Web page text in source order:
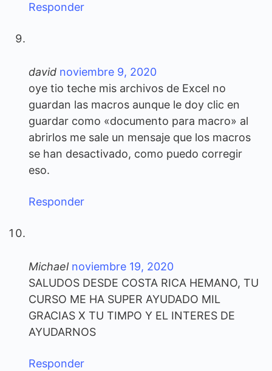
Responder
david noviembre 9, 2020
oye tio teche mis archivos de Excel no
guardan las macros aunque le doy clic en
guardar como «documento para macro» al
abrirlos me sale un mensaje que los macros
se han desactivado, como puedo corregir
eso.
Responder
Michael noviembre 19, 2020
SALUDOS DESDE COSTA RICA HEMANO, TU
CURSO ME HA SUPER AYUDADO MIL
GRACIAS X TU TIMPO Y EL INTERES DE
AYUDARNOS
Responder